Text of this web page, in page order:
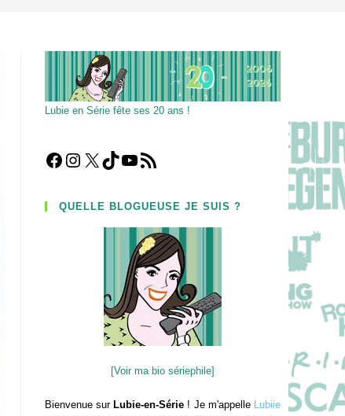
Lubie en Série fête ses 20 ans !
Facebook
Instagram
X TikTokYouTube
Flux RSS
QUELLE BLOGUEUSE JE SUIS ?
[Voir ma bio sériephile]
Bienvenue sur Lubie-en-Série ! Je m'appelle Lubiie